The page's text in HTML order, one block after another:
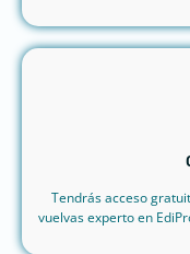
Tendrás acceso
vuelvas experto en